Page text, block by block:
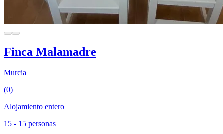
Finca Malamadre
Murcia
(0)
Alojamiento entero
15 - 15 personas